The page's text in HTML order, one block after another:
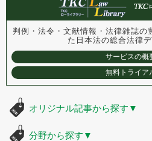
判例・法令・文献情報・法律雑誌の
た 日本法の総合法律
サービスの概
無料トライア
オリジナル記事から探す ▼
分野から探す ▼